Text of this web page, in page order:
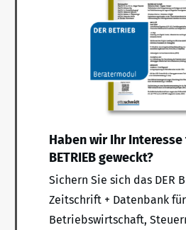
Haben wir Ihr Interesse
BETRIEB geweckt?
Sichern Sie sich das DER
Zeitschrift + Datenbank für
Betriebswirtschaft,